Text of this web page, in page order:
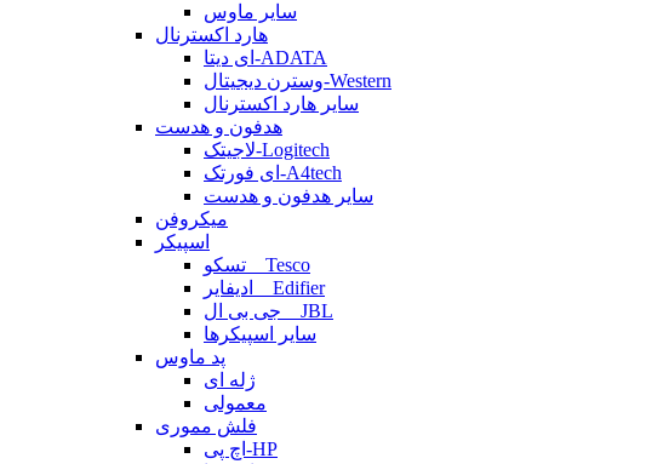
سایر ماوس
هارد اکسترنال
ای دیتا-ADATA
وسترن دیجیتال-Western
سایر هارد اکسترنال
هدفون و هدست
لاجیتک-Logitech
ای فورتک-A4tech
سایر هدفون و هدست
میکروفن
اسپیکر
تسکو _ Tesco
ادیفایر _ Edifier
جی بی ال _ JBL
سایر اسپیکرها
پد ماوس
ژله ای
معمولی
فلش مموری
اچ پی-HP